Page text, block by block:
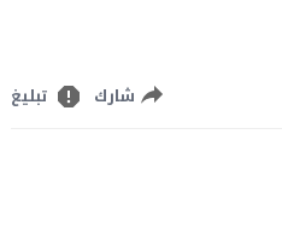
شارك تبليغ